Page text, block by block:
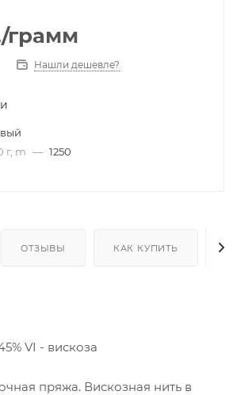
/грамм
Нашли дешевле?
г, m — 1250
ОТЗЫВЫ КАК КУПИТЬ
VI - вискоза
пряжа. Вискозная нить в